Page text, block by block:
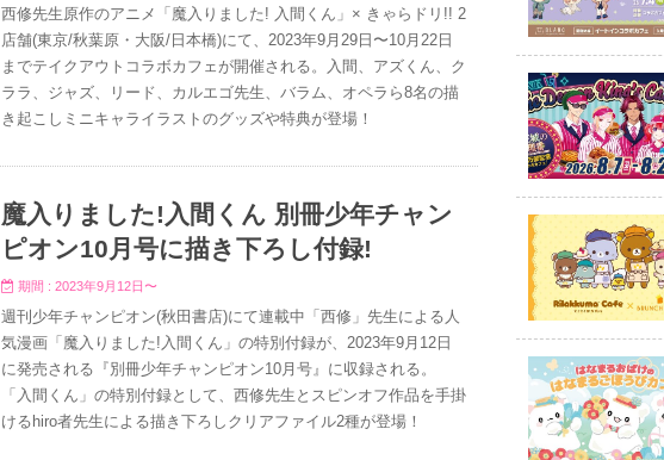
西修先生原作のアニメ「魔入りました! 入間くん」× きゃらドリ!! 2
店舗(東京/秋葉原・大阪/日本橋)にて、2023年9月29日〜10月22日
までテイクアウトコラボカフェが開催される。入間、アズくん、ク
ララ、ジャズ、リード、カルエゴ先生、バラム、オペラら8名の描
き起こしミニキャライラストのグッズや特典が登場！
魔入りました!入間くん 別冊少年チャン
ピオン10月号に描き下ろし付録!
期間 : 2023年9月12日〜
週刊少年チャンピオン(秋田書店)にて連載中「西修」先生による人
気漫画「魔入りました!入間くん」の特別付録が、2023年9月12日
に発売される『別冊少年チャンピオン10月号』に収録される。
「入間くん」の特別付録として、西修先生とスピンオフ作品を手掛
けるhiro者先生による描き下ろしクリアファイル2種が登場！